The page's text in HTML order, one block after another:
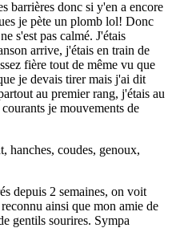
barrières donc si y'en a encore
je pète un plomb lol! Donc
s'est pas calmé. J'étais
arrive, j'étais en train de
fière tout de même vu que
je devais tirer mais j'ai dit
au premier rang, j'étais au
je mouvements de
hanches, coudes, genoux,
depuis 2 semaines, on voit
ainsi que mon amie de
gentils sourires. Sympa